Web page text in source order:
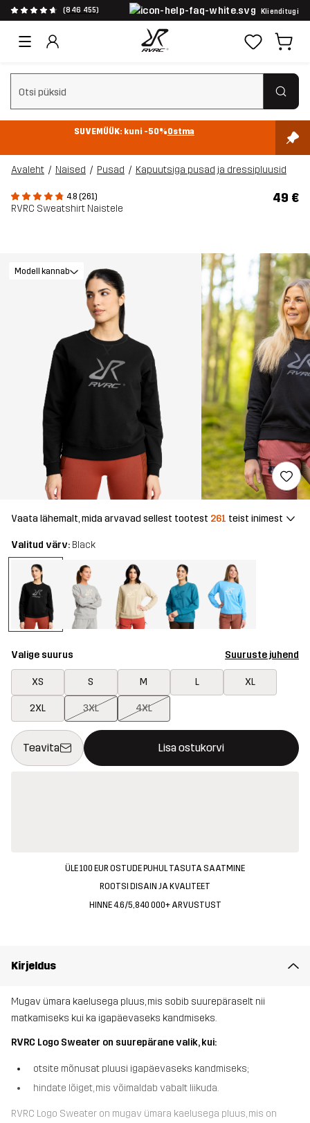
(846 455) Klienditugi
Tühjenda otsing
SUVEMÜÜK: kuni -50%Ostma
Avaleht Naised Pusad Kapuutsiga pusad ja dressipluusid
4.8 (261)
RVRC Sweatshirt Naistele
49 €
Modell kannab
Vaata lähemalt, mida arvavad sellest tootest 261 teist inimest
Valitud värv: Black
Valige suurus Suuruste juhend
XS S M L XL
2XL 3XL 4XL
Teavita Lisa ostukorvi
See nupp avab modaali, mis kinnitab ostukorvis uue kauba
{{size}} pole saadaval
ÜLE 100 EUR OSTUDE PUHUL TASUTA SAATMINE
ROOTSI DISAIN JA KVALITEET
HINNE 4.6/5, 840 000+ ARVUSTUST
Kirjeldus
Mugav ümara kaelusega pluus, mis sobib suurepäraselt nii
matkamiseks kui ka igapäevaseks kandmiseks.
RVRC Logo Sweater on suurepärane valik, kui:
otsite mõnusat pluusi igapäevaseks kandmiseks;
hindate lõiget, mis võimaldab vabalt liikuda.
RVRC Logo Sweater on mugav ümara kaelusega pluus, mis on